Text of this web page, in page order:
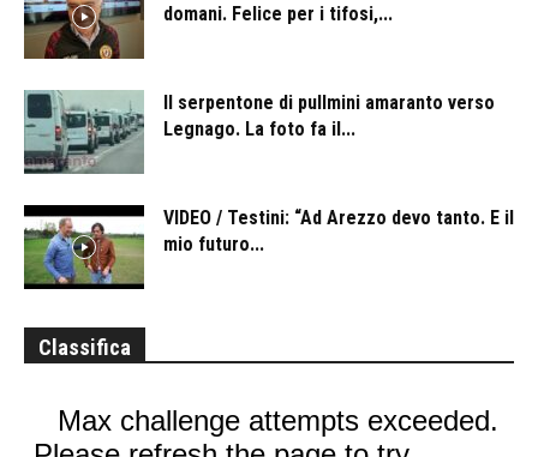
domani. Felice per i tifosi,...
Il serpentone di pullmini amaranto verso
Legnago. La foto fa il...
VIDEO / Testini: “Ad Arezzo devo tanto. E il
mio futuro...
Classifica